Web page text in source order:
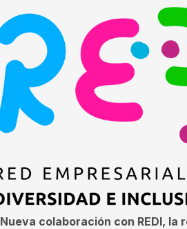
Nueva colaboración con REDI, la